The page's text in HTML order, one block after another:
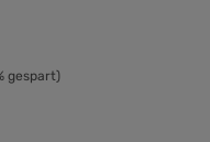
gespart)